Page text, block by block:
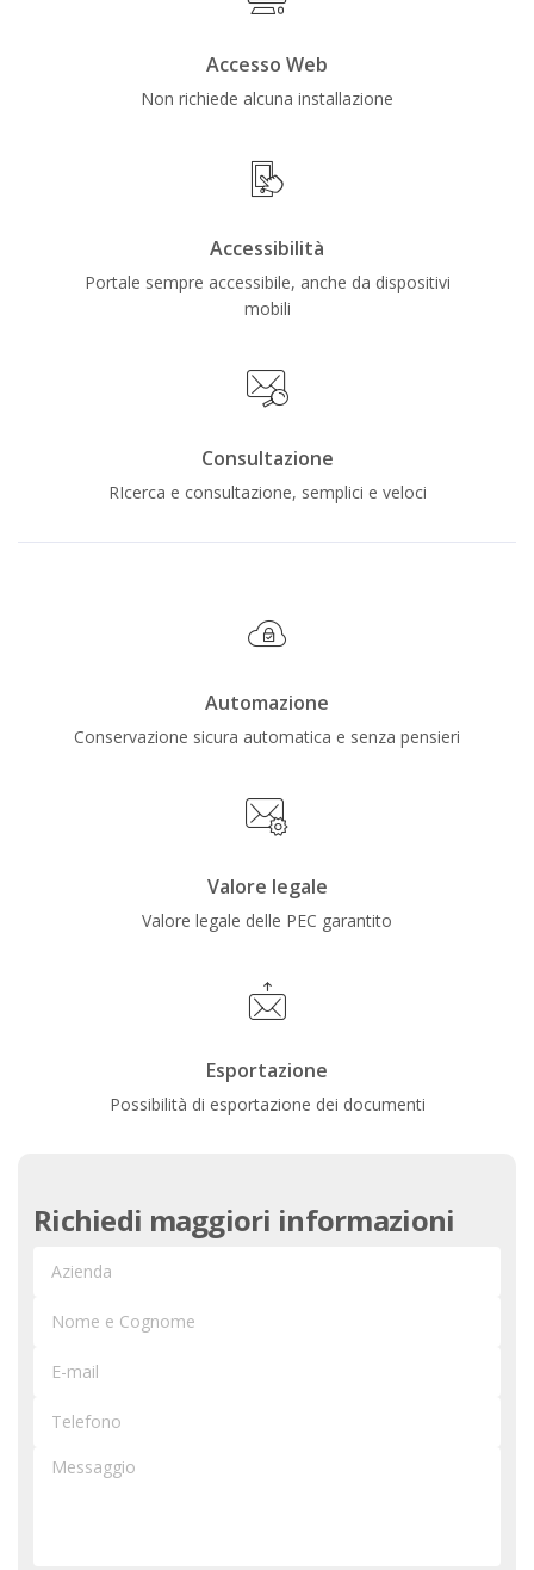
Accesso Web
Non richiede alcuna installazione
Accessibilità
Portale sempre accessibile, anche da dispositivi
mobili
Consultazione
RIcerca e consultazione, semplici e veloci
Automazione
Conservazione sicura automatica e senza pensieri
Valore legale
Valore legale delle PEC garantito
Esportazione
Possibilità di esportazione dei documenti
Richiedi maggiori informazioni